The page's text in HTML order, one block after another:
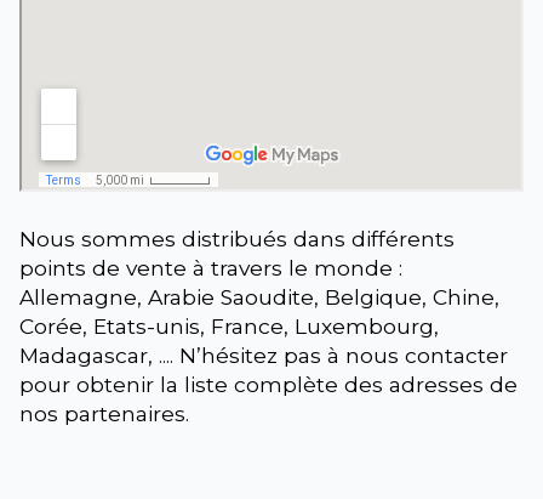
Nous sommes distribués dans différents
points de vente à travers le monde :
Allemagne, Arabie Saoudite, Belgique, Chine,
Corée, Etats-unis, France, Luxembourg,
Madagascar, .... N’hésitez pas à nous contacter
pour obtenir la liste complète des adresses de
nos partenaires.